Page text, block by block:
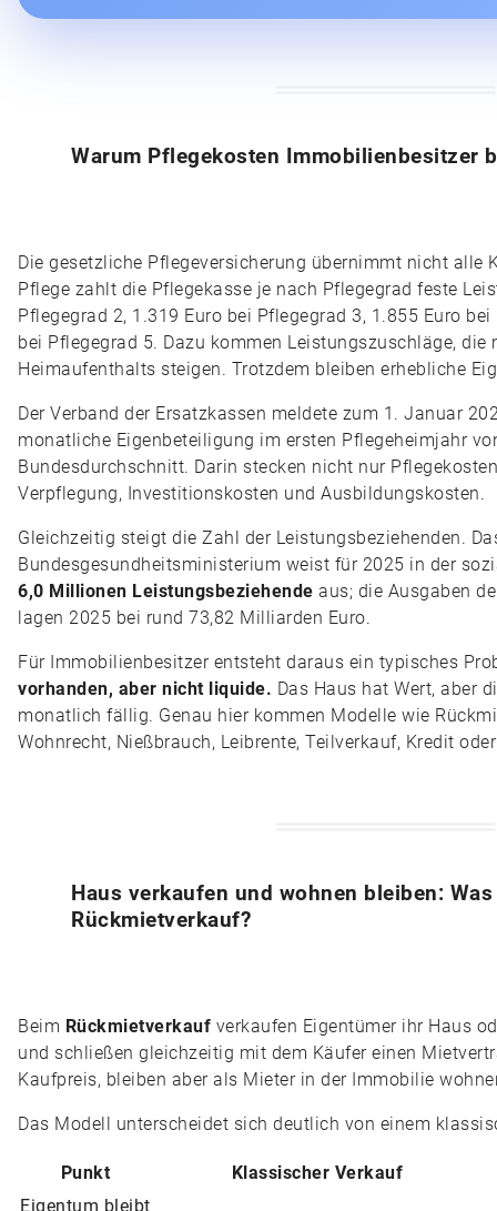
Warum Pflegekosten Immobilienbesitzer
Die gesetzliche Pflegeversicherung übernimmt nicht alle
Pflege zahlt die Pflegekasse je nach Pflegegrad feste
Pflegegrad 2, 1.319 Euro bei Pflegegrad 3, 1.855 Euro
bei Pflegegrad 5. Dazu kommen Leistungszuschläge, die
Heimaufenthalts steigen. Trotzdem bleiben erhebliche
Der Verband der Ersatzkassen meldete zum 1. Januar
monatliche Eigenbeteiligung im ersten Pflegeheimjahr
Bundesdurchschnitt. Darin stecken nicht nur
Verpflegung, Investitionskosten und Ausbildungskosten.
Gleichzeitig steigt die Zahl der Leistungsbeziehenden.
Bundesgesundheitsministerium weist für 2025 in der
6,0 Millionen Leistungsbeziehende aus; die Ausgaben
lagen 2025 bei rund 73,82 Milliarden Euro.
Für Immobilienbesitzer entsteht daraus ein typisches
vorhanden, aber nicht liquide. Das Haus hat Wert, aber
monatlich fällig. Genau hier kommen Modelle wie
Wohnrecht, Nießbrauch, Leibrente, Teilverkauf, Kredit
Haus verkaufen und wohnen bleiben:
Rückmietverkauf?
Beim Rückmietverkauf verkaufen Eigentümer ihr Haus
und schließen gleichzeitig mit dem Käufer einen
Kaufpreis, bleiben aber als Mieter in der Immobilie
Das Modell unterscheidet sich deutlich von einem
Punkt
Klassischer Verkauf
Eigentum bleibt